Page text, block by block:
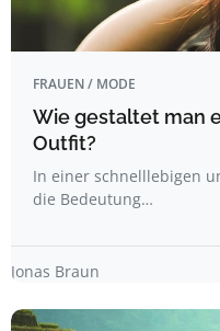
FRAUEN / MODE
Wie gestaltet man
Outfit?
In einer schnelllebigen
die Bedeutung…
Jonas Braun